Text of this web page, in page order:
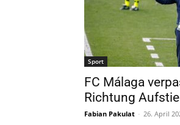
Sport
FC Málaga
Richtung
Fabian Pakulat - 26. April